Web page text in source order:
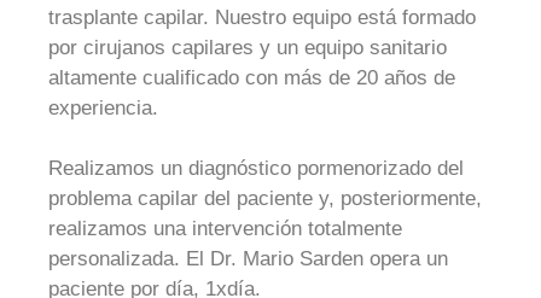
trasplante capilar. Nuestro equipo está formado
por cirujanos capilares y un equipo sanitario
altamente cualificado con más de 20 años de
experiencia.
Realizamos un diagnóstico pormenorizado del
problema capilar del paciente y, posteriormente,
realizamos una intervención totalmente
personalizada. El Dr. Mario Sarden opera un
paciente por día, 1xdía.